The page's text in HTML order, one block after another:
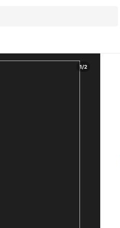
1/2